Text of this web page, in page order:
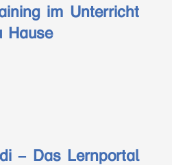
im Unterricht
Hause
– Das Lernportal